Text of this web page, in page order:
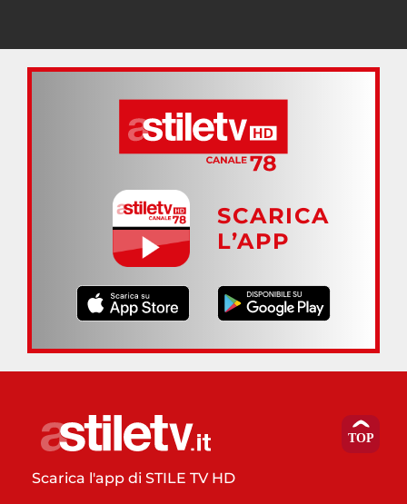
SCARICA
L’APP
Scarica l'app di STILE TV HD